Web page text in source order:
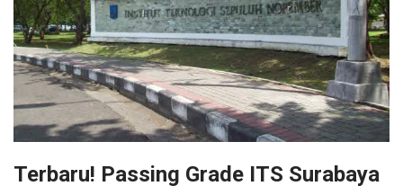
Terbaru! Passing Grade ITS Surabaya